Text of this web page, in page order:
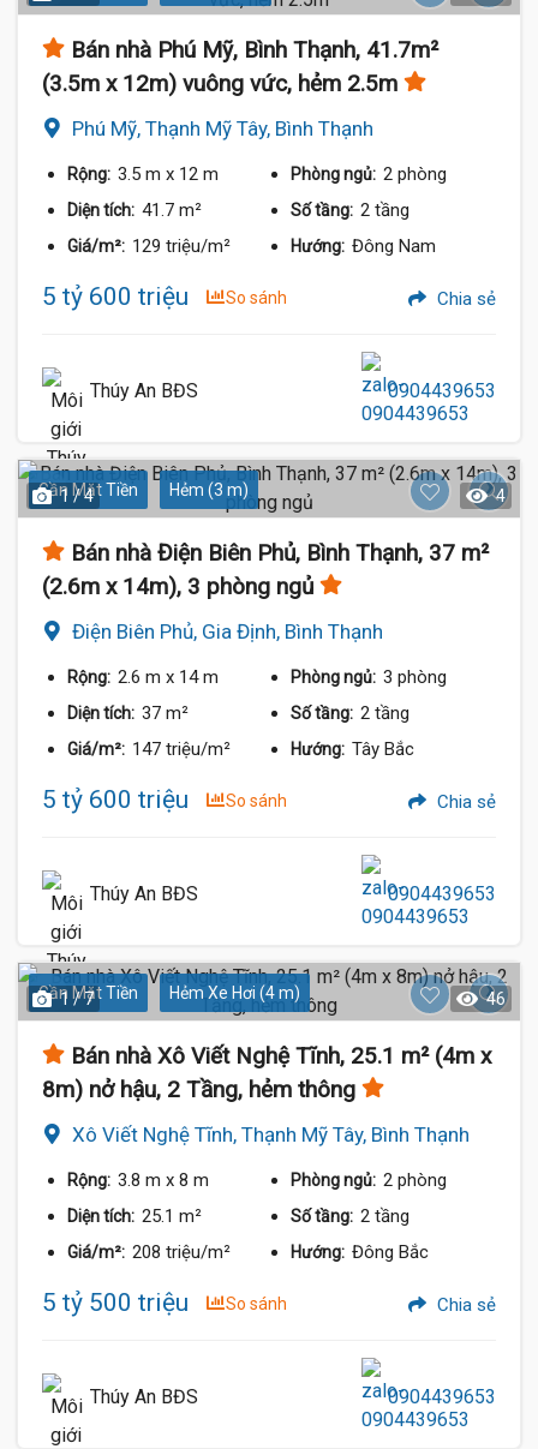
Bán nhà Phú Mỹ, Bình Thạnh, 41.7m²
(3.5m x 12m) vuông vức, hẻm 2.5m
Phú Mỹ, Thạnh Mỹ Tây, Bình Thạnh
Rộng: 3.5 m x 12 m Phòng ngủ: 2 phòng
Diện tích: 41.7 m² Số tầng: 2 tầng
Giá/m²: 129 triệu/m² Hướng: Đông Nam
5 tỷ 600 triệu So sánh Chia sẻ
Thúy An BĐS 0904439653
Gần Mặt Tiền Hẻm (3 m)
1 / 4 4
Bán nhà Điện Biên Phủ, Bình Thạnh, 37 m²
(2.6m x 14m), 3 phòng ngủ
Điện Biên Phủ, Gia Định, Bình Thạnh
Rộng: 2.6 m x 14 m Phòng ngủ: 3 phòng
Diện tích: 37 m² Số tầng: 2 tầng
Giá/m²: 147 triệu/m² Hướng: Tây Bắc
5 tỷ 600 triệu So sánh Chia sẻ
Thúy An BĐS 0904439653
Gần Mặt Tiền Hẻm Xe Hơi (4 m)
1 / 7 46
Bán nhà Xô Viết Nghệ Tĩnh, 25.1 m² (4m x
8m) nở hậu, 2 Tầng, hẻm thông
Xô Viết Nghệ Tĩnh, Thạnh Mỹ Tây, Bình Thạnh
Rộng: 3.8 m x 8 m Phòng ngủ: 2 phòng
Diện tích: 25.1 m² Số tầng: 2 tầng
Giá/m²: 208 triệu/m² Hướng: Đông Bắc
5 tỷ 500 triệu So sánh Chia sẻ
Thúy An BĐS 0904439653